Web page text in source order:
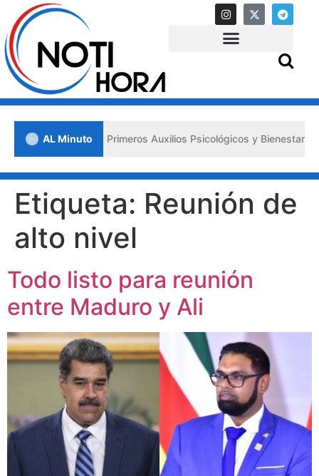
AL Minuto
Lara impulsa los «Primeros Auxilios Psicológicos y Bienestar
Etiqueta: Reunión de
alto nivel
Todo listo para reunión
entre Maduro y Ali